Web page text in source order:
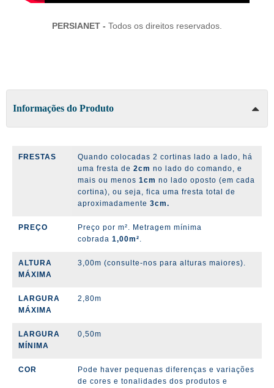
PERSIANET - Todos os direitos reservados.
Informações do Produto
FRESTAS
Quando colocadas 2 cortinas lado a lado, há
uma fresta de 2cm no lado do comando, e
mais ou menos 1cm no lado oposto (em cada
cortina), ou seja, fica uma fresta total de
aproximadamente 3cm.
PREÇO
Preço por m². Metragem mínima
cobrada 1,00m².
ALTURA
MÁXIMA
3,00m (consulte-nos para alturas maiores).
LARGURA
MÁXIMA
2,80m
LARGURA
MÍNIMA
0,50m
COR
Pode haver pequenas diferenças e variações
de cores e tonalidades dos produtos e